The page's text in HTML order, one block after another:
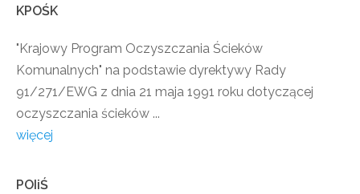
KPOŚK
"Krajowy Program Oczyszczania Ścieków
Komunalnych" na podstawie dyrektywy Rady
91/271/EWG z dnia 21 maja 1991 roku dotyczącej
oczyszczania ścieków ...
więcej
POIiŚ